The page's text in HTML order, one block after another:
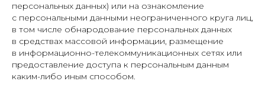
персональных данных) или на ознакомление
с персональными данными неограниченного круга лиц,
в том числе обнародование персональных данных
в средствах массовой информации, размещение
в информационно-телекоммуникационных сетях или
предоставление доступа к персональным данным
каким-либо иным способом.